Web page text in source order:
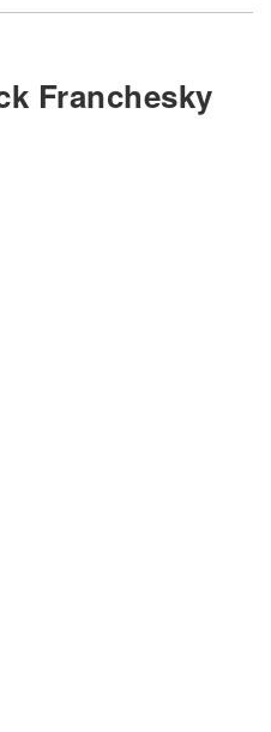
Franchesky